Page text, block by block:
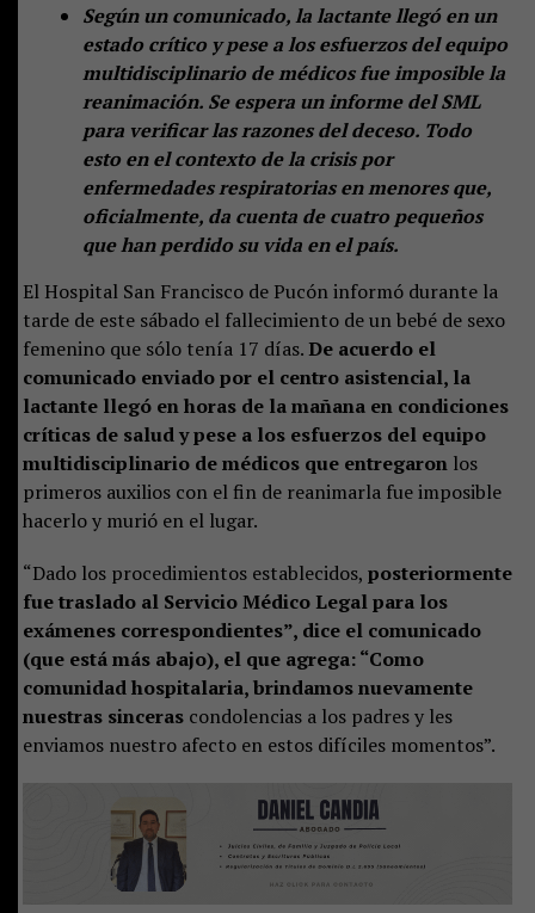
Según un comunicado, la lactante llegó en un
estado crítico y pese a los esfuerzos del equipo
multidisciplinario de médicos fue imposible la
reanimación. Se espera un informe del SML
para verificar las razones del deceso. Todo
esto en el contexto de la crisis por
enfermedades respiratorias en menores que,
oficialmente, da cuenta de cuatro pequeños
que han perdido su vida en el país.
El Hospital San Francisco de Pucón informó durante la
tarde de este sábado el fallecimiento de un bebé de sexo
femenino que sólo tenía 17 días. De acuerdo el
comunicado enviado por el centro asistencial, la
lactante llegó en horas de la mañana en condiciones
críticas de salud y pese a los esfuerzos del equipo
multidisciplinario de médicos que entregaronlos
primeros auxilios con el fin de reanimarla fue imposible
hacerlo y murió en el lugar.
“Dado los procedimientos establecidos, posteriormente
fue traslado al Servicio Médico Legal para los
exámenes correspondientes”, dice el comunicado
(que está más abajo), el que agrega: “Como
comunidad hospitalaria, brindamos nuevamente
nuestras sincerascondolencias a los padres y les
enviamos nuestro afecto en estos difíciles momentos”.